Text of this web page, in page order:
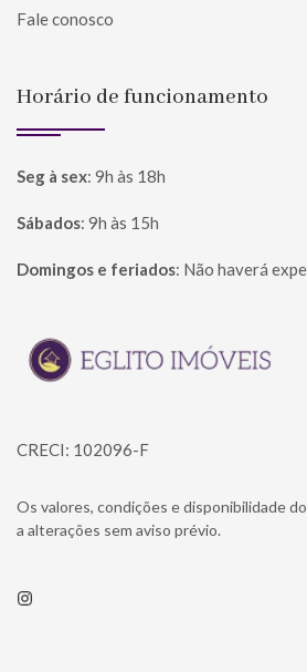
Fale conosco
Horário de funcionamento
Seg à sex: 9h às 18h
Sábados: 9h às 15h
Domingos e feriados: Não haverá
Página inicial
CRECI: 102096-F
Os valores, condições e disponibilidade
a alterações sem aviso prévio.
Instagram